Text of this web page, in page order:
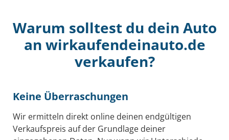
Warum solltest du dein Auto
an wirkaufendeinauto.de
verkaufen?
Keine Überraschungen
Wir ermitteln direkt online deinen endgültigen
Verkaufspreis auf der Grundlage deiner